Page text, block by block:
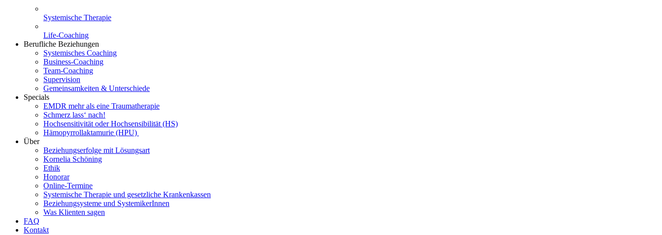
Systemische Therapie
Life-Coaching
Berufliche Beziehungen
Systemisches Coaching
Business-Coaching
Team-Coaching
Supervision
Gemeinsamkeiten & Unterschiede
Specials
EMDR mehr als eine Traumatherapie
Schmerz lass‘ nach!
Hochsensitivität oder Hochsensibilität (HS)
Hämopyrrollaktamurie (HPU)
Über
Beziehungserfolge mit Lösungsart
Kornelia Schöning
Ethik
Honorar
Online-Termine
Systemische Therapie und gesetzliche Krankenkassen
Beziehungsysteme und SystemikerInnen
Was Klienten sagen
FAQ
Kontakt